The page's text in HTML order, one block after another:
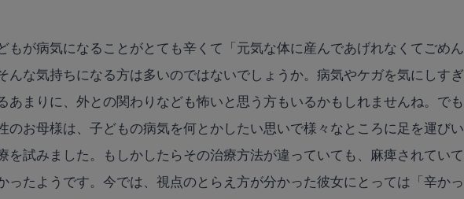
もが病気になることがとても辛くて「元気な体に産んであげれなくてごめん
んな気持ちになる方は多いのではないでしょうか。病気やケガを気にしすぎ
あまりに、外との関わりなども怖いと思う方もいるかもしれませんね。でも
のお母様は、子どもの病気を何とかしたい思いで様々なところに足を運びい
を試みました。もしかしたらその治療方法が違っていても、麻痺されていて
ったようです。今では、視点のとらえ方が分かった彼女にとっては「辛かっ